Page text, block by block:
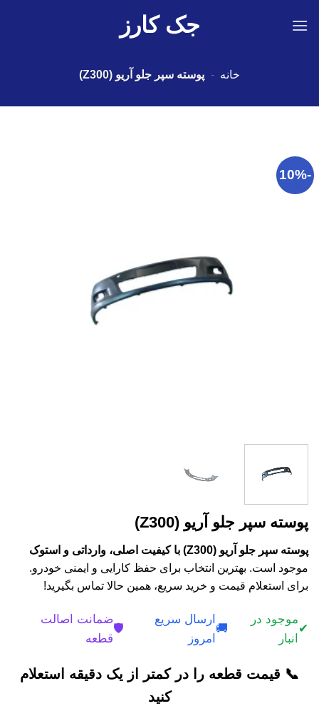
جک کارز
خانه - پوسته سپر جلو آریو (Z300)
-10%
پوسته سپر جلو آریو (Z300)
پوسته سپر جلو آریو (Z300) با کیفیت اصلی، وارداتی و استوک
موجود است. بهترین انتخاب برای حفظ کارایی و ایمنی خودرو.
برای استعلام قیمت و خرید سریع، همین حالا تماس بگیرید!
✔
موجود در
انبار
🚚
ارسال سریع
امروز
🛡️
ضمانت اصالت
قطعه
📞 قیمت قطعه را در کمتر از یک دقیقه استعلام
کنید